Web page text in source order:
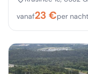
vanaf23 €per nacht